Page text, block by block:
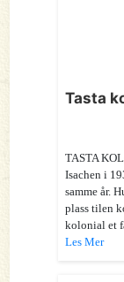
Tasta
TASTA
Isachen i
samme år.
plass tilen
kolonial et
Les Mer